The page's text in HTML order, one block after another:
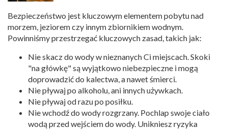
Bezpieczeństwo jest kluczowym elementem pobytu nad
morzem, jeziorem czy innym zbiornikiem wodnym.
Powinniśmy przestrzegać kluczowych zasad, takich jak:
Nie skacz do wody w nieznanych Ci miejscach. Skoki
"na główkę" są wyjątkowo niebezpieczne i mogą
doprowadzić do kalectwa, a nawet śmierci.
Nie pływaj po alkoholu, ani innych używkach.
Nie pływaj od razu po posiłku.
Nie wchodź do wody rozgrzany. Pochlap swoje ciało
wodą przed wejściem do wody. Unikniesz ryzyka